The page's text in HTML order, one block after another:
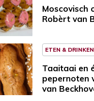
Moscovisch
Robèrt van
ETEN & DRINKEN
Taaitaai en
pepernoten
van